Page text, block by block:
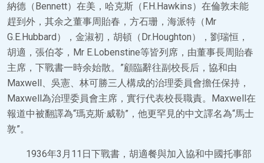
納德（Bennett）在美，哈克斯（F.H.Hawkins）在倫敦未能
趕到外，其余之董事周貽春，方石珊，海派特（Mr
G.E.Hubbard），金淑初，胡頓（Dr.Houghton），劉瑞恒，
胡適，張伯苓，Mr E.Lobenstine等皆列席，由董事長周貽春
主席，下戰書一時余始散。”顧臨辭往副校長后，協和由
Maxwell、吳憲、林可勝三人構成的治理委員會擔任保持，
Maxwell為治理委員會主席，實行代表校長職責。Maxwell在
報道中被翻譯為“瑪克斯·威勒”，他更罕見的中文譯名為“馬士
敦”。
1936年3月11日下戰書，胡適餐與加入協和中國托事部